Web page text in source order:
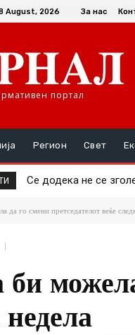
August, 2026 За нас
портал
Регион Свет
Се додека не се
Да се купи или да
да го смени претседателот веќе
би